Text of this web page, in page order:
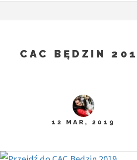
CAC BĘDZIN
12 MAR, 2019